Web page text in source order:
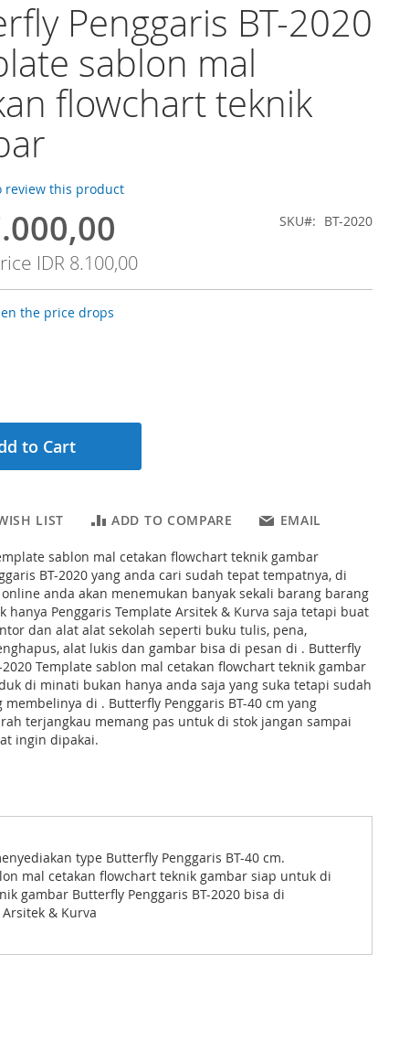
Penggaris BT-2020
sablon mal
flowchart teknik
review this product
IDR 8.100,00
SKU BT-2020
the price drops
to Cart
LIST ADD TO COMPARE EMAIL
sablon mal cetakan flowchart teknik gambar
BT-2020 yang anda cari sudah tepat tempatnya, di
anda akan menemukan banyak sekali barang barang
hanya Penggaris Template Arsitek & Kurva saja tetapi buat
dan alat alat sekolah seperti buku tulis, pena,
alat lukis dan gambar bisa di pesan di . Butterfly
2020 Template sablon mal cetakan flowchart teknik gambar
di minati bukan hanya anda saja yang suka tetapi sudah
membelinya di . Butterfly Penggaris BT-40 cm yang
terjangkau memang pas untuk di stok jangan sampai
ingin dipakai.
type Butterfly Penggaris BT-40 cm.
mal cetakan flowchart teknik gambar siap untuk di
gambar Butterfly Penggaris BT-2020 bisa di
& Kurva